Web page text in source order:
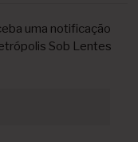
uma notificação
Sob Lentes